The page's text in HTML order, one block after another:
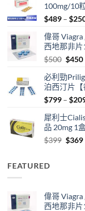
100mg/10
$489 – $
偉哥
西地那非
$500
was:
$500.
$450
必利勁
泊西汀片【
$799 – $
犀利士
品 20mg 1
$399 $369
FEATURED
偉哥
西地那非